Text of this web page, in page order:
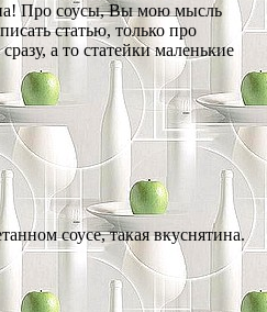
Про соусы, Вы мою мысль
статью, только про
а то статейки маленькие
соусе, такая вкуснятина.